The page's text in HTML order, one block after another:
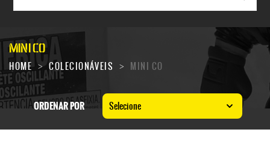
HOME COLECIONÁVEIS MINI CO
MINI CO
ORDENAR POR Selecione